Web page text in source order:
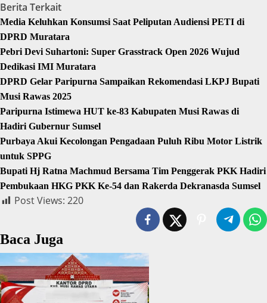
Berita Terkait
Media Keluhkan Konsumsi Saat Peliputan Audiensi PETI di
DPRD Muratara
Pebri Devi Suhartoni: Super Grasstrack Open 2026 Wujud
Dedikasi IMI Muratara
DPRD Gelar Paripurna Sampaikan Rekomendasi LKPJ Bupati
Musi Rawas 2025
Paripurna Istimewa HUT ke-83 Kabupaten Musi Rawas di
Hadiri Gubernur Sumsel
Purbaya Akui Kecolongan Pengadaan Puluh Ribu Motor Listrik
untuk SPPG
Bupati Hj Ratna Machmud Bersama Tim Penggerak PKK Hadiri
Pembukaan HKG PKK Ke-54 dan Rakerda Dekranasda Sumsel
Post Views: 220
Baca Juga